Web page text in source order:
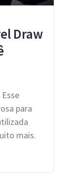
Draw
para
mais.